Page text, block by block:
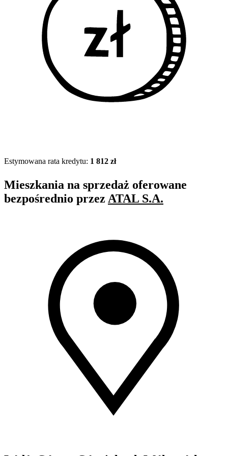
Estymowana rata kredytu: 1 812 zł
Mieszkania na sprzedaż oferowane
bezpośrednio przez ATAL S.A.